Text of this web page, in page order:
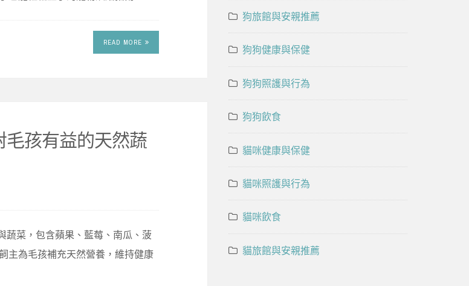
READ MORE
毛孩有益的天然蔬
蔬菜，包含蘋果、藍莓、南瓜、菠
主為毛孩補充天然營養，維持健康
狗旅館與安親推薦
狗狗健康與保健
狗狗照護與行為
狗狗飲食
貓咪健康與保健
貓咪照護與行為
貓咪飲食
貓旅館與安親推薦